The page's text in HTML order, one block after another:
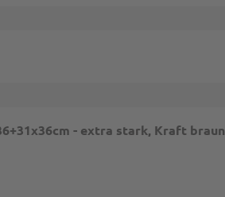
- extra stark, Kraft braun